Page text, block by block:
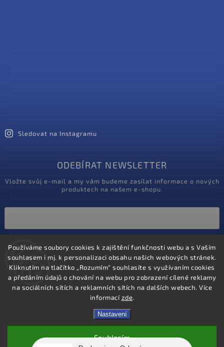
Používáme soubory cookies k zajištění funkčnosti webu a s Vaším
souhlasem i mj. k personalizaci obsahu našich webových stránek.
Kliknutím na tlačítko „Rozumím“ souhlasíte s využívaním cookies
a předáním údajů o chování na webu pro zobrazení cílené reklamy
na sociálních sítích a reklamních sítích na dalších webech. Více
informacízde.
Nastavení
Souhlasím
Sledovat na Instagramu
ODEBÍRAT NEWSLETTER
Vložte svůj e-mail a my vám budeme zasílat informace o nových
produktech na našem e-shopu.
podmínkami ochrany osobních údajů
Přihlásit se
Radomira z Orlové